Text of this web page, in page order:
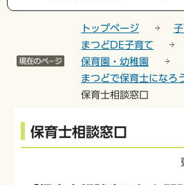
トップページ
まつどDE子育て
保育園・幼稚園
まつどで保育士になろ
保育士相談窓口
本
保育士相談窓口